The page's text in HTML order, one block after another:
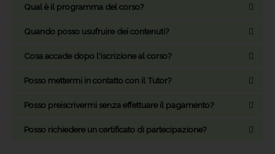
Qual è il programma del corso?
Quando posso usufruire dei contenuti?
Cosa accade dopo l'iscrizione al corso?
Posso mettermi in contatto con il Tutor?
Posso preiscrivermi senza effettuare il pagamento?
Posso richiedere un certificato di partecipazione?